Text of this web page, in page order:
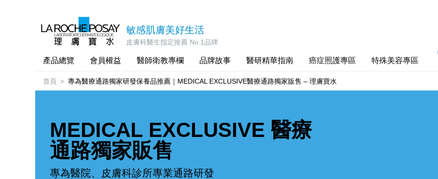
敏感肌膚美好生活
皮膚科醫生指定推薦 No.1品牌
產品總覽 會員權益 醫師衛教專欄 品牌故事 醫研精華指南 癌症照護專區 特殊美容專區
首頁 專為醫療通路獨家研發保養品推薦｜MEDICAL EXCLUSIVE醫療通路獨家販售 – 理膚寶水
MEDICAL EXCLUSIVE 醫療
通路獨家販售
專為醫院、皮膚科診所專業通路研發